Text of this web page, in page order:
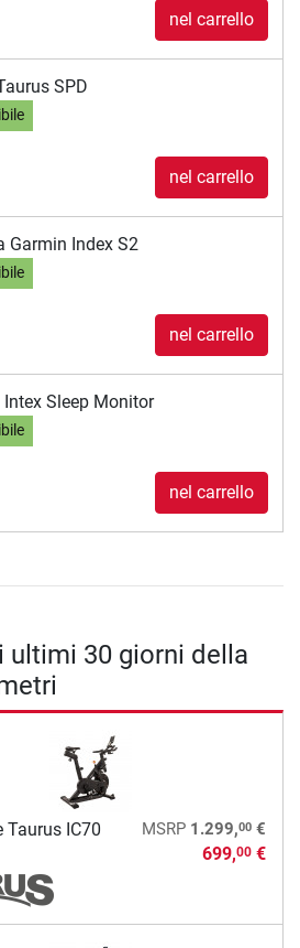
nel carrello
SPD
nel carrello
Garmin Index S2
nel carrello
Intex Sleep Monitor
nel carrello
ultimi 30 giorni della
Taurus IC70
MSRP 1.299,00€
699,00€